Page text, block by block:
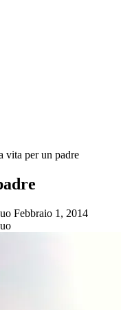
vita per un padre
Febbraio 1, 2014